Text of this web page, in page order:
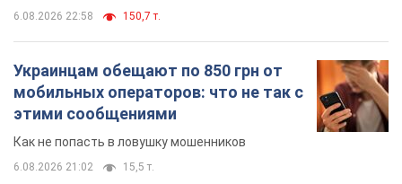
6.08.2026 22:58 150,7 т.
Украинцам обещают по 850 грн от
мобильных операторов: что не так с
этими сообщениями
Как не попасть в ловушку мошенников
6.08.2026 21:02 15,5 т.